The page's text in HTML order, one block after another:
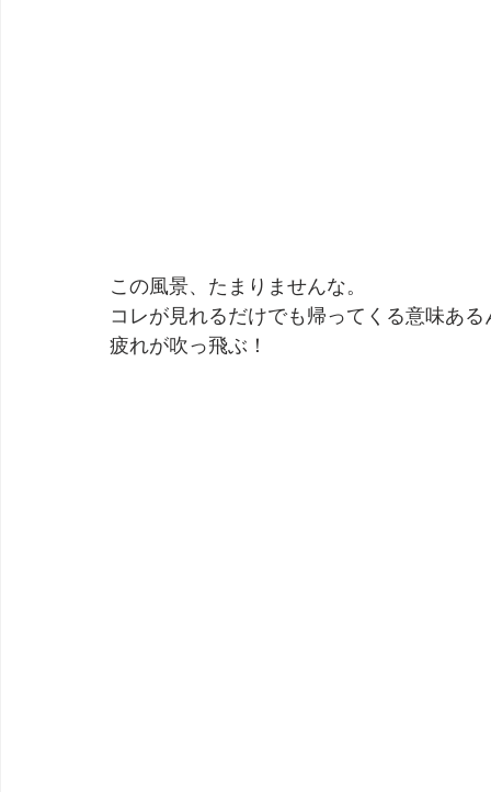
この風景、たまりませんな。
コレが見れるだけでも帰ってくる意味あ
疲れが吹っ飛ぶ！